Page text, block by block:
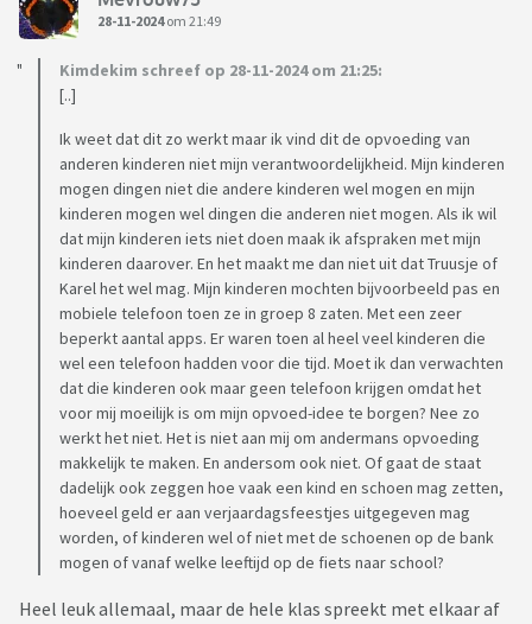
28-11-2024om 21:49
Kimdekim schreef op 28-11-2024 om 21:25:
[..]
Ik weet dat dit zo werkt maar ik vind dit de opvoeding van
anderen kinderen niet mijn verantwoordelijkheid. Mijn kinderen
mogen dingen niet die andere kinderen wel mogen en mijn
kinderen mogen wel dingen die anderen niet mogen. Als ik wil
dat mijn kinderen iets niet doen maak ik afspraken met mijn
kinderen daarover. En het maakt me dan niet uit dat Truusje of
Karel het wel mag. Mijn kinderen mochten bijvoorbeeld pas en
mobiele telefoon toen ze in groep 8 zaten. Met een zeer
beperkt aantal apps. Er waren toen al heel veel kinderen die
wel een telefoon hadden voor die tijd. Moet ik dan verwachten
dat die kinderen ook maar geen telefoon krijgen omdat het
voor mij moeilijk is om mijn opvoed-idee te borgen? Nee zo
werkt het niet. Het is niet aan mij om andermans opvoeding
makkelijk te maken. En andersom ook niet. Of gaat de staat
dadelijk ook zeggen hoe vaak een kind en schoen mag zetten,
hoeveel geld er aan verjaardagsfeestjes uitgegeven mag
worden, of kinderen wel of niet met de schoenen op de bank
mogen of vanaf welke leeftijd op de fiets naar school?
Heel leuk allemaal, maar de hele klas spreekt met elkaar af